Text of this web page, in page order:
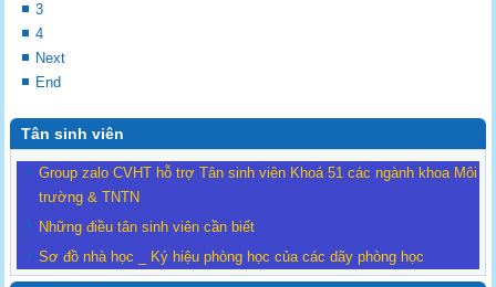
3
4
Next
End
Tân sinh viên
Group zalo CVHT hỗ trợ Tân sinh viên Khoá 51 các ngành khoa Môi
trường & TNTN
Những điều tân sinh viên cần biết
Sơ đồ nhà học _ Ký hiệu phòng học của các dãy phòng học